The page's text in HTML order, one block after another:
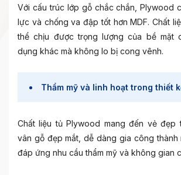
Với cấu trúc lớp gỗ chắc chắn, Plywood
lực và chống va đập tốt hơn MDF. Chất
thể chịu được trọng lượng của bề mặt
dụng khác mà không lo bị cong vênh.
Thẩm mỹ và linh hoạt trong thiết
Chất liệu tủ Plywood mang đến vẻ đẹp
vân gỗ đẹp mắt, dễ dàng gia công thành
đáp ứng nhu cầu thẩm mỹ và không gian